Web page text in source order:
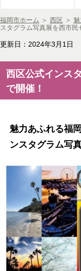
福岡市ホーム ＞ 西区 ＞
スタグラム写真展を西市民
更新日：2024年3月1日
西区公式インス
で開催！
魅力あふれる福
ンスタグラム写